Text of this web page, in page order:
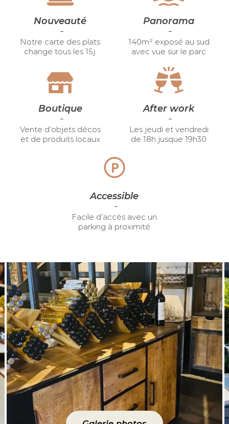
Nouveauté
Notre carte des plats
change tous les 15j.
Panorama
140m² exposé au sud
avec vue sur le parc
Boutique
Vente d’objets décos
et de produits locaux
After work
Les jeudi et vendredi
de 18h jusque 19h30
Accessible
Facile d’accès avec un
parking à proximité